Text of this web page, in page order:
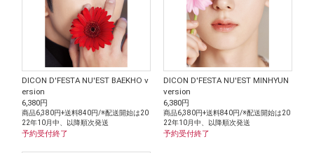
DICON D'FESTA NU'EST BAEKHO v
ersion
6,380円
商品6,380円+送料840円/※配送開始は20
22年10月中、以降順次発送
予約受付終了
DICON D'FESTA NU'EST MINHYUN
version
6,380円
商品6,380円+送料840円/※配送開始は20
22年10月中、以降順次発送
予約受付終了